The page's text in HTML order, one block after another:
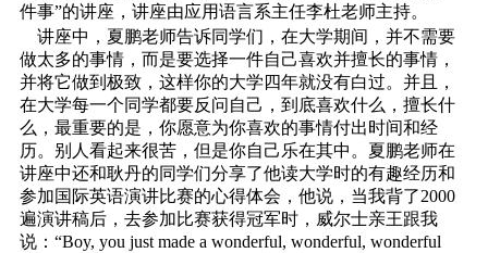
件事”的讲座，讲座由应用语言系主任李杜老师主持。
讲座中，夏鹏老师告诉同学们，在大学期间，并不需要
做太多的事情，而是要选择一件自己喜欢并擅长的事情，
并将它做到极致，这样你的大学四年就没有白过。并且，
在大学每一个同学都要反问自己，到底喜欢什么，擅长什
么，最重要的是，你愿意为你喜欢的事情付出时间和经
历。别人看起来很苦，但是你自己乐在其中。夏鹏老师在
讲座中还和耿丹的同学们分享了他读大学时的有趣经历和
参加国际英语演讲比赛的心得体会，他说，当我背了2000
遍演讲稿后，去参加比赛获得冠军时，威尔士亲王跟我
说：“Boy, you just made a wonderful, wonderful, wonderful